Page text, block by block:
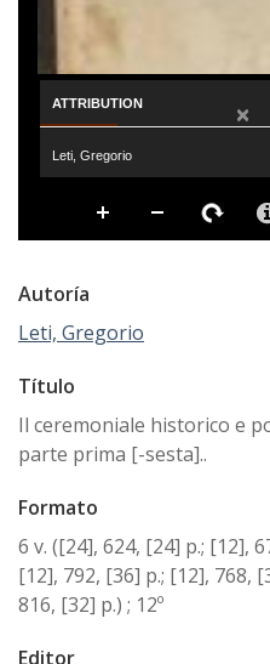
ATTRIBUTION ×
Leti, Gregorio
Autoría
Leti, Gregorio
Título
Il ceremoniale historico e
parte prima [-sesta]..
Formato
6 v. ([24], 624, [24] p.; [12],
[12], 792, [36] p.; [12], 768,
816, [32] p.) ; 12º
Editor